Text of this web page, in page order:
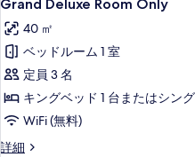
示
す
る
Deluxe
Room
Only
の
す
べ
て
Grand Deluxe Room Only
40 ㎡
ベッドルーム 1 室
定員 3 名
キングベッド 1 台またはシン
WiFi (無料)
詳細
Grand